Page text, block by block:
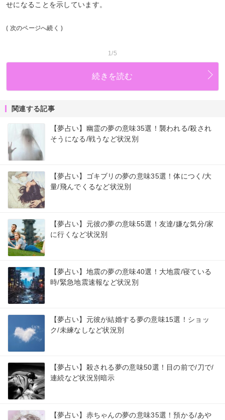
せになることを示しています。
( 次のページへ続く )
1/5
続きを読む
関連する記事
【夢占い】幽霊の夢の意味35選！襲われる/殺され
そうになる/戦うなど状況別
【夢占い】ゴキブリの夢の意味35選！体につく/大
量/飛んでくるなど状況別
【夢占い】元彼の夢の意味55選！友達/嫌な気分/家
に行くなど状況別
【夢占い】地震の夢の意味40選！大地震/寝ている
時/緊急地震速報など状況別
【夢占い】元彼が結婚する夢の意味15選！ショッ
ク/未練なしなど状況別
【夢占い】殺される夢の意味50選！目の前で/刀で/
連続など状況別暗示
【夢占い】赤ちゃんの夢の意味35選！預かる/あや